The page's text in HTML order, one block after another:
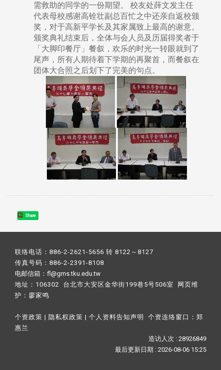
需救助的同学的一份期望。 校友处薛文发主任
代表母校感谢高铨壮副总百忙之中还亲自返校颁
奖，对于高新平学长及其家属致上最高的谢意。
颁奖典礼结束后，全体与会人员及历届得奖者于
「大脚印餐厅」餐叙，欢乐的时光一转眼就到了
尾声，所有人期待着下学期的再聚首，而餐叙在
团体大合照之后划下了完美的句点。
Share
联络电话：886-2-2621-5656 转 8122～8127
传真号码：886-2-2391-8108
电邮信箱：fl@gms.tku.edu.tw
地址：106302 台北市大安区金华街199巷5号506室 网页维
护： 廖家鸣​
个资政策 | 隐私权政策 | 个人资料告知声明 个资连络窗口： 郑
惠兰
造访人次 : 28926849
最后更新日期 :2026-08-06 15:25